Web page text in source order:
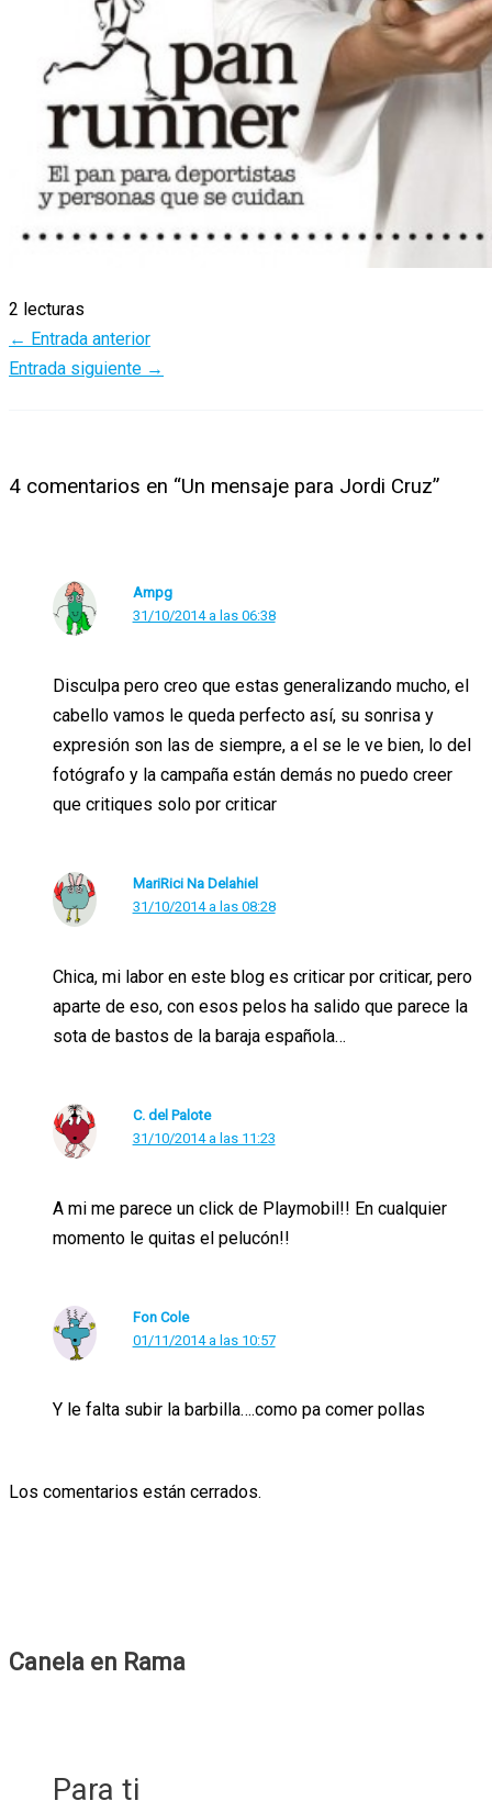
2 lecturas
← Entrada anterior
Entrada siguiente →
4 comentarios en “Un mensaje para Jordi Cruz”
Ampg
31/10/2014 a las 06:38
Disculpa pero creo que estas generalizando mucho, el
cabello vamos le queda perfecto así, su sonrisa y
expresión son las de siempre, a el se le ve bien, lo del
fotógrafo y la campaña están demás no puedo creer
que critiques solo por criticar
MariRici Na Delahiel
31/10/2014 a las 08:28
Chica, mi labor en este blog es criticar por criticar, pero
aparte de eso, con esos pelos ha salido que parece la
sota de bastos de la baraja española…
C. del Palote
31/10/2014 a las 11:23
A mi me parece un click de Playmobil!! En cualquier
momento le quitas el pelucón!!
Fon Cole
01/11/2014 a las 10:57
Y le falta subir la barbilla….como pa comer pollas
Los comentarios están cerrados.
Canela en Rama
Para ti